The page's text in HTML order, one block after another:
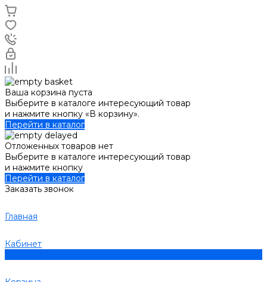
Ваша корзина пуста
Выберите в каталоге интересующий товар
и нажмите кнопку «В корзину».
Перейти в каталог
Отложенных товаров нет
Выберите в каталоге интересующий товар
и нажмите кнопку
Перейти в каталог
Заказать звонок
Главная
Кабинет